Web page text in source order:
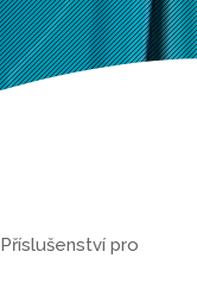
Příslušenství pro